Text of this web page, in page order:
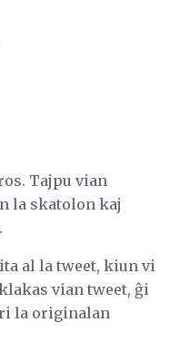
Tajpu vian
la skatolon kaj
al la tweet, kiun vi
vian tweet, ĝi
la originalan